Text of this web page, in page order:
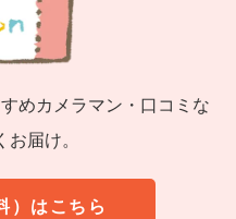
めカメラマン・口コミな
届け。
）はこちら